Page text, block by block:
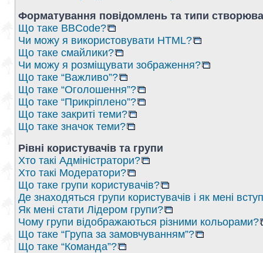
Форматування повідомлень та типи
Що таке BBCode?
Чи можу я використовувати HTML?
Що таке смайлики?
Чи можу я розміщувати зображення?
Що таке “Важливо”?
Що таке “Оголошення”?
Що таке “Прикріплено”?
Що таке закриті теми?
Що таке значок теми?
Рівні користувачів та групи
Хто такі Адміністратори?
Хто такі Модератори?
Що таке групи користувачів?
Де знаходяться групи користувачів і як мені
Як мені стати Лідером групи?
Чому групи відображаються різними кольорами?
Що таке “Група за замовчуванням”?
Що таке “Команда”?